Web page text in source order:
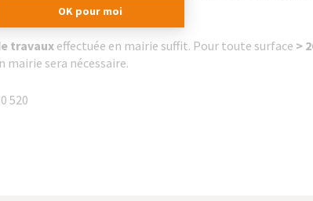
l’été.
travaux effectuée en mairie suffit. Pour toute surface >
mairie sera nécessaire.
520
OK pour moi